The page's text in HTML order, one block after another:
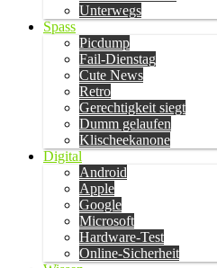
Unterwegs
Spass
Picdump
Fail-Dienstag
Cute News
Retro
Gerechtigkeit siegt
Dumm gelaufen
Klischeekanone
Digital
Android
Apple
Google
Microsoft
Hardware-Test
Online-Sicherheit